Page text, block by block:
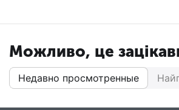
Можливо, це
Недавно просмотренные